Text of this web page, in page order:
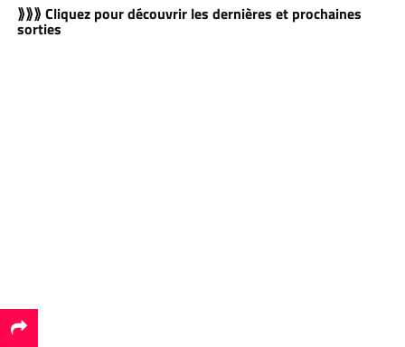
⟫⟫⟫ Cliquez pour découvrir les dernières et prochaines
sorties